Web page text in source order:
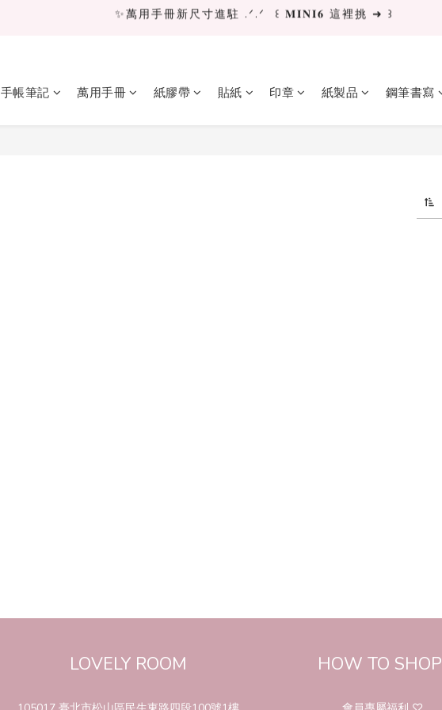
✨萬用手冊新尺寸進駐 .ᐟ.ᐟ  ꒰ 𝐌𝐈𝐍𝐈𝟔 這裡挑 ➜ ꒱
✨萬用手冊新尺寸進駐 .ᐟ.ᐟ  ꒰ 𝐌𝐈𝐍𝐈𝟔 這裡挑 ➜ ꒱
手帳筆記 萬用手冊 紙膠帶 貼紙 印章 紙製品 鋼筆書寫
LOVELY ROOM HOW TO SHOP